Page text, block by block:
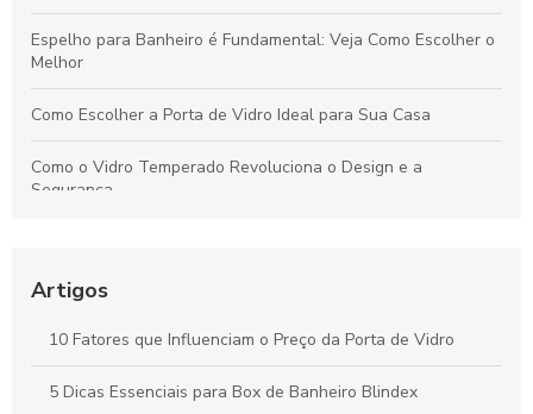
Espelho para Banheiro é Fundamental: Veja Como Escolher o
Melhor
Como Escolher a Porta de Vidro Ideal para Sua Casa
Como o Vidro Temperado Revoluciona o Design e a
Segurança
Sacada de Vidro: Como Escolher e Aproveitar Este Estilo
Vidraçaria Zona Norte: Encontre as Melhores Opções para
Seu Projeto de Vidros
Artigos
10 Fatores que Influenciam o Preço da Porta de Vidro
5 Dicas Essenciais para Box de Banheiro Blindex